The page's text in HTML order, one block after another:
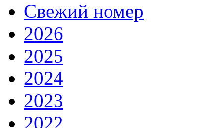
Свежий номер
2026
2025
2024
2023
2022